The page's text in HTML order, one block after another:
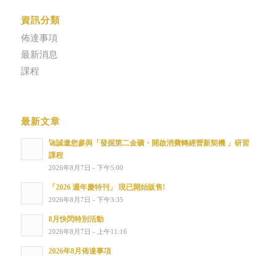
資訊分類
佈達事項
最新消息
課程
最新文章
🚀誠邀您參與「發掘第二金礦・開啟消費轉經營新契機 」研習
課程
2026年8月7日 - 下午5:00
「2026 週年慶特刊」 現已開始販售!
2026年8月7日 - 下午3:35
8月快閃特別活動
2026年8月7日 - 上午11:16
2026年8月佈達事項